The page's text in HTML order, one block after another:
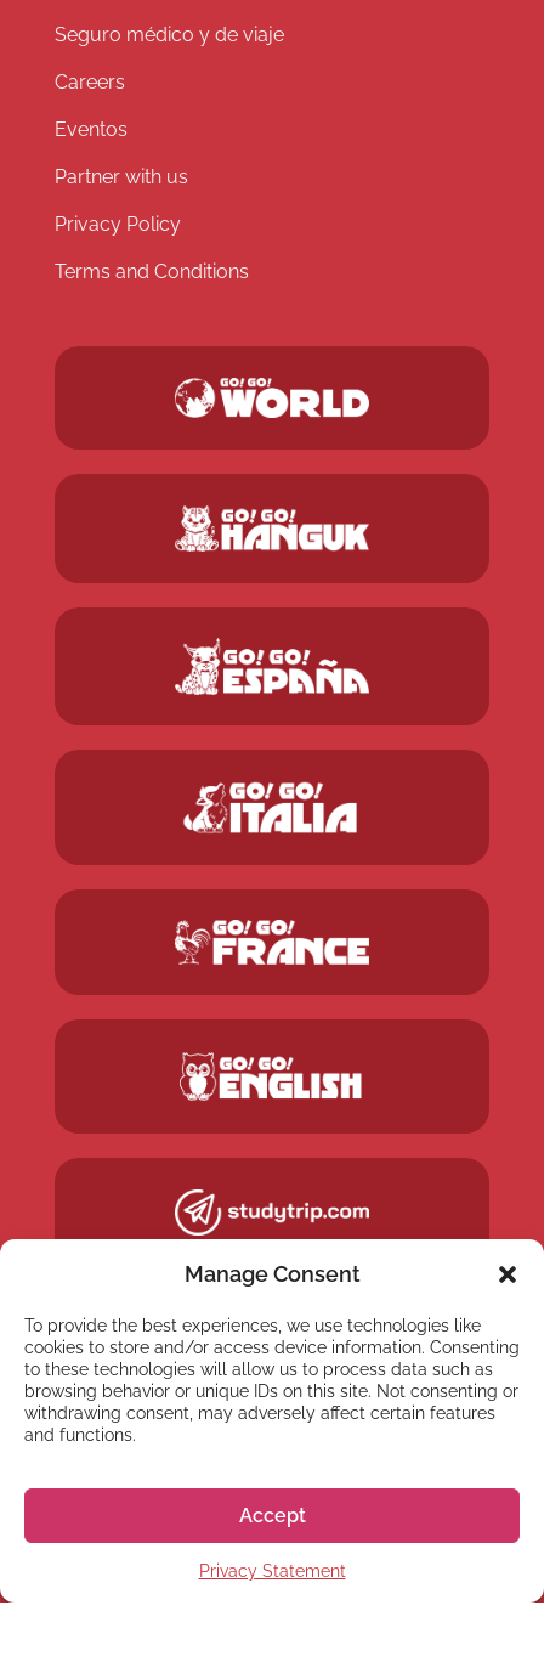
Manage Consent
To provide the best experiences, we use technologies like
cookies to store and/or access device information. Consenting
to these technologies will allow us to process data such as
browsing behavior or unique IDs on this site. Not consenting or
withdrawing consent, may adversely affect certain features
and functions.
Accept
Privacy Statement
Seguro médico y de viaje
Careers
Eventos
Partner with us
Privacy Policy
Terms and Conditions
NEWSLETTER
Suscríbete a nuestra